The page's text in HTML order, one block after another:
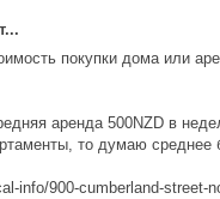
покупки дома или
аренда 500NZD в
то думаю среднее
info/900-cumberland-street-